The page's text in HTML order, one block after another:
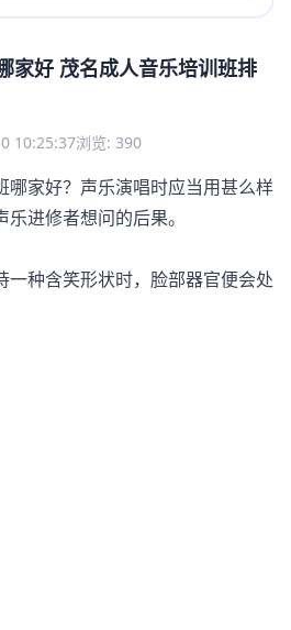
家好 茂名成人音乐培训班排
10:25:37浏览: 390
家好？声乐演唱时应当用甚么样
进修者想问的后果。
种含笑形状时，脸部器官便会处